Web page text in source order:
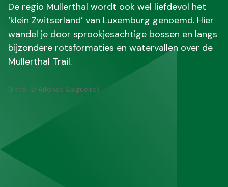
De regio Mullerthal wordt ook wel liefdevol het
‘klein Zwitserland’ van Luxemburg genoemd. Hier
wandel je door sprookjesachtige bossen en langs
bijzondere rotsformaties en watervallen over de
Mullerthal Trail.
(Foto: © Alfonso Salgueiro)